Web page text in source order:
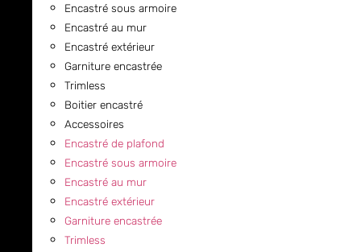
Encastré sous armoire
Encastré au mur
Encastré extérieur
Garniture encastrée
Trimless
Boitier encastré
Accessoires
Encastré de plafond
Encastré sous armoire
Encastré au mur
Encastré extérieur
Garniture encastrée
Trimless